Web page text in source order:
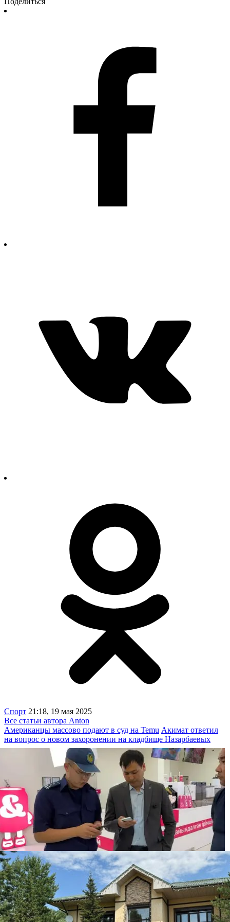
Спорт 21:18, 19 мая 2025
Все статьи автора Anton
Американцы массово подают в суд на Temu Акимат ответил
на вопрос о новом захоронении на кладбище Назарбаевых
оштрафовали на 86 500 тенге за
раздачу мороженого детям